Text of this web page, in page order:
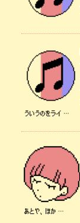
ういうのをライ …
あとや、ほか …